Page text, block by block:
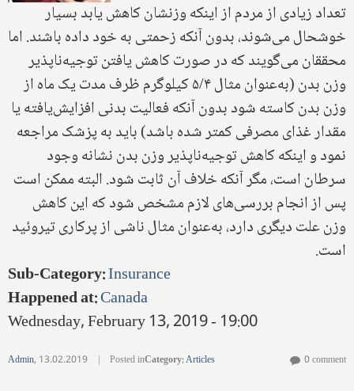
تعداد زیادی از مردم از اینکه وزنشان کاهش یابد بسیار
خوشحال می‌شوند، بدون آنکه زحمتی به خود داده باشند. اما
محققان می‌گویند که در صورت کاهش یافتن توجیه‌ناپذیر
وزن بدن (به‌عنوان مثال ۵/۴ کیلوگرم ظرف مدت یک ماه از
وزن بدن کاسته شود بدون آنکه فعالیت بدنی افزایش‌یافته یا
مقدار غذای مصرفی کمتر شده باشد) باید به پزشک مراجعه
نمود و اینکه کاهش توجیه‌ناپذیر وزن بدن نشانه وجود
سرطان است، مگر آنکه خلاف آن ثابت شود. البته ممکن است
پس از انجام بررسی‌های لازم مشخص شود که این کاهش
وزن علت دیگری دارد، به‌عنوان مثال ناشی از پرکاری تیروئید
است‌.
Sub-Category:Insurance
Happened at:Canada
Wednesday, February 13, 2019 - 19:00
Admin, 13.02.2019 | Posted inCategory:Articles 0 comment